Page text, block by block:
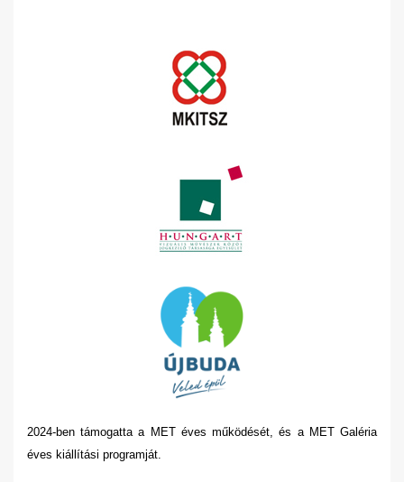
2024-ben támogatta a MET éves működését, és a MET Galéria
éves kiállítási programját.